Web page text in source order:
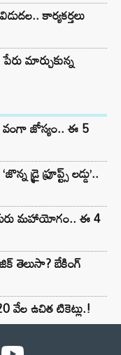
కార్యకర్తలు
మార్చుకున్న
వంగా జోస్యం.. ఈ 5
డ్రై ఫ్రూప్ట్స్ లడ్డు’..
గురు మహాయోగం.. ఈ 4
తెలుసా? బేకింగ్
వేల ఉచిత టికెట్లు.!